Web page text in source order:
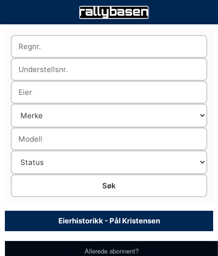
Eierhistorikk - Pål Kristensen
Allerede abonnent?
Eierhistorikk - Pål Kristensen